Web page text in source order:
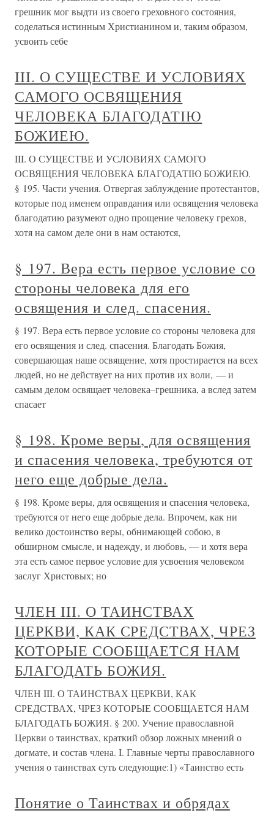
грешник мог выдти из своего греховного состояния,
соделаться истинным Христианином и, таким образом,
усвоить себе
III. О СУЩЕСТВЕ И УСЛОВИЯХ
САМОГО ОСВЯЩЕНИЯ
ЧЕЛОВЕКА БЛАГОДАТІЮ
БОЖИЕЮ.
III. О СУЩЕСТВЕ И УСЛОВИЯХ САМОГО
ОСВЯЩЕНИЯ ЧЕЛОВЕКА БЛАГОДАТІЮ БОЖИЕЮ.
§ 195. Части учения. Отвергая заблуждение протестантов,
которые под именем оправдания или освящения человека
благодатию разумеют одно прощение человеку грехов,
хотя на самом деле они в нам остаются,
§ 197. Вера есть первое условие со
стороны человека для его
освящения и след. спасения.
§ 197. Вера есть первое условие со стороны человека для
его освящения и след. спасения. Благодать Божия,
совершающая наше освящение, хотя простирается на всех
людей, но не действует на них против их воли, — и
самым делом освящает человека–грешника, а вслед затем
спасает
§ 198. Кроме веры, для освящения
и спасения человека, требуются от
него еще добрые дела.
§ 198. Кроме веры, для освящения и спасения человека,
требуются от него еще добрые дела. Впрочем, как ни
велико достоинство веры, обнимающей собою, в
обширном смысле, и надежду, и любовь, — и хотя вера
эта есть самое первое условие для усвоения человеком
заслуг Христовых; но
ЧЛЕН III. О ТАИНСТВАХ
ЦЕРКВИ, КАК СРЕДСТВАХ, ЧРЕЗ
КОТОРЫЕ СООБЩАЕТСЯ НАМ
БЛАГОДАТЬ БОЖИЯ.
ЧЛЕН III. О ТАИНСТВАХ ЦЕРКВИ, КАК
СРЕДСТВАХ, ЧРЕЗ КОТОРЫЕ СООБЩАЕТСЯ НАМ
БЛАГОДАТЬ БОЖИЯ. § 200. Учение православной
Церкви о таинствах, краткий обзор ложных мнений о
догмате, и состав члена. I. Главные черты православного
учения о таинствах суть следующие:1) «Таинство есть
Понятие о Таинствах и обрядах